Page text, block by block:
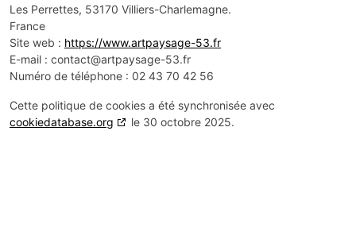
Les Perrettes, 53170 Villiers-Charlemagne.
France
Site web : https://www.artpaysage-53.fr
E-mail : contact@artpaysage-53.fr
Numéro de téléphone : 02 43 70 42 56
Cette politique de cookies a été synchronisée avec
cookiedatabase.org
le 30 octobre 2025.